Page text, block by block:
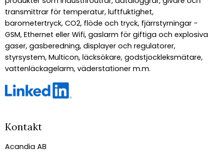
transmittrar för temperatur, luftfuktighet,
barometertryck, CO2, flöde och tryck, fjärrstyrningar -
GSM, Ethernet eller Wifi, gaslarm för giftiga och explosiva
gaser, gasberedning, displayer och regulatorer,
styrsystem, Multicon, läcksökare, godstjockleksmätare,
vattenläckagelarm, väderstationer m.m.
Kontakt
Acandia AB